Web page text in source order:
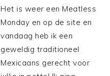
Het is weer een Meatless
Monday en op de site en
vandaag heb ik een
geweldig traditioneel
Mexicaans gerecht voor